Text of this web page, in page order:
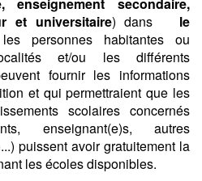
et universitaire) dans
le
personnes habitantes ou
et/ou les différents
fournir les informations
et qui permettraient que les
scolaires concernés
enseignant(e)s, autres
puissent avoir gratuitement la
les écoles disponibles.